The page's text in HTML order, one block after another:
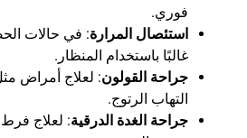
فوري.
استئصال المرارة: في حالات
غالبًا باستخدام المنظار .
جراحة القولون: لعلاج أمراض
التهاب الرتوج.
جراحة الغدة الدرقية: لعلاج فرط